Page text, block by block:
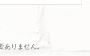
りません。